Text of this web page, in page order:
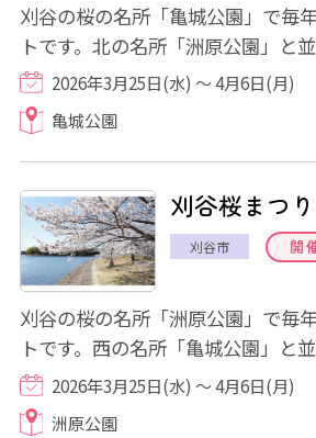
刈谷の桜の名所「亀城公園」で毎
トです。北の名所「洲原公園」と
まつり開催期間中は、露店やキッチ
2026年3月25日(水) ～ 4月6日(月)
亀城公園
刈谷桜まつ
刈谷市 開
刈谷の桜の名所「洲原公園」で毎
トです。西の名所「亀城公園」と
まつり開催期間中は、露店やキッチ
2026年3月25日(水) ～ 4月6日(月)
洲原公園